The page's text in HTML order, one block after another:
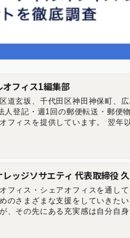
オフィス1編集部
道玄坂、千代田区神田神保町、
人登記・週1回の郵便転送・郵便
フィスを提供しています。 翌年
覧 バーチャルオフィス1渋谷店
店 東京都千代田区神田神保町2-
ッジソサエティ 代表取締役
フィス・シェアオフィスを通し
のさまざまな支援をしていきた
、その先にある充実感は自分自
わっていただきたいと考えてい